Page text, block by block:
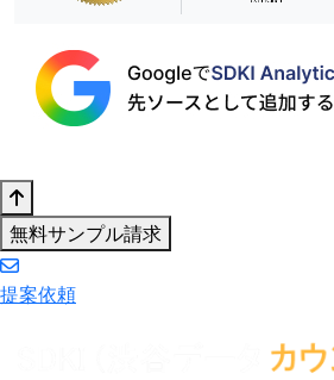
無料サンプル請求
提案依頼